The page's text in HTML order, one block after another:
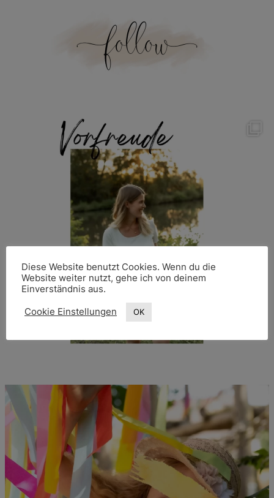
Diese Website benutzt Cookies. Wenn du die
Website weiter nutzt, gehe ich von deinem
Einverständnis aus.
Cookie Einstellungen OK